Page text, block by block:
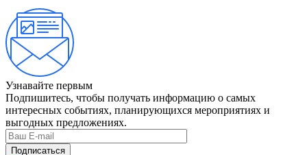
Узнавайте первым
Подпишитесь, чтобы получать информацию о самых
интересных событиях, планирующихся мероприятиях и
выгодных предложениях.